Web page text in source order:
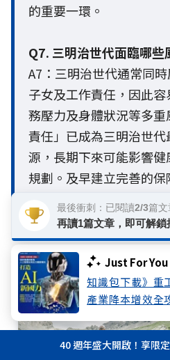
Just For You
知識包下載》重
產業降本增效全
的重要一環。
Q7. 三明治世代面臨哪些
A7：三明治世代通常同
子女及工作責任，因此
務壓力及身體狀況等多
責任」已成為三明治世
源，長期下來可能影響
規劃。及早建立完善的
支持網絡，有助於提升面
相關文章
40 週年盛大開啟！享限
最後衝刺：已閱讀2/3篇文
再讀1篇文章，即可解鎖